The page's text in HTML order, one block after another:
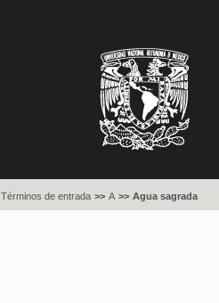
Términos de entrada >> A >> Agua sagrada